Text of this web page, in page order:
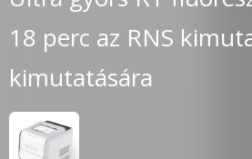
18 perc az RNS
kimutatására